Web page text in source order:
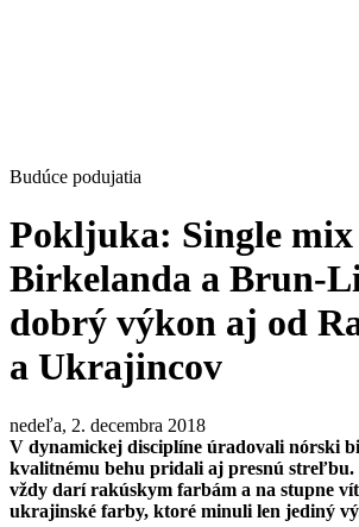
Budúce podujatia
Pokljuka: Single
Birkelanda a Brun-
dobrý výkon aj od
a Ukrajincov
nedeľa, 2. decembra 2018
V dynamickej disciplíne úradovali nórski
kvalitnému behu pridali aj presnú streľbu.
vždy darí rakúskym farbám a na stupne
ukrajinské farby, ktoré minuli len jediný